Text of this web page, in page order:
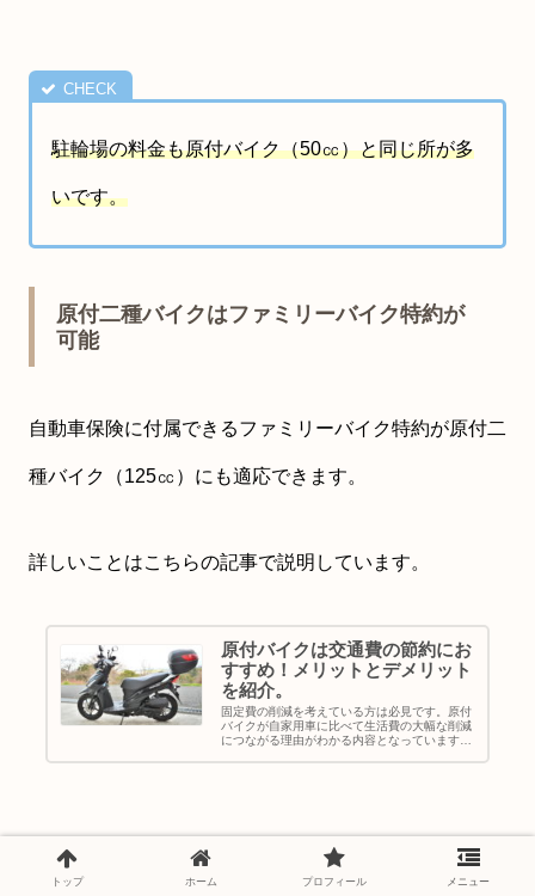
駐輪場の料金も原付バイク（50㏄）と同じ所が多
いです。
原付二種バイクはファミリーバイク特約が
可能
自動車保険に付属できるファミリーバイク特約が原付二
種バイク（125㏄）にも適応できます。
詳しいことはこちらの記事で説明しています。
原付バイクは交通費の節約にお
すすめ！メリットとデメリット
を紹介。
固定費の削減を考えている方は必見です。原付
バイクが自家用車に比べて生活費の大幅な削減
につながる理由がわかる内容となっています。
トップ ホーム プロフィール メニュー